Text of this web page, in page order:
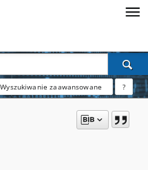
Wyszukiwanie zaawansowane ?